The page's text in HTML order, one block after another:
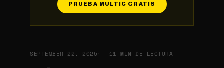
PRUEBA MULTIC GRATIS
SEPTEMBER 22, 2025 11 MIN DE LECTURA